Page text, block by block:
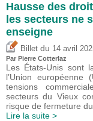
Hausse des
les secteurs ne
enseigne
Billet du 14 avril
Par Pierre Cotterlaz
Les États-Unis sont
l’Union
tensions
secteurs du Vieux
risque de fermeture
Lire la suite >